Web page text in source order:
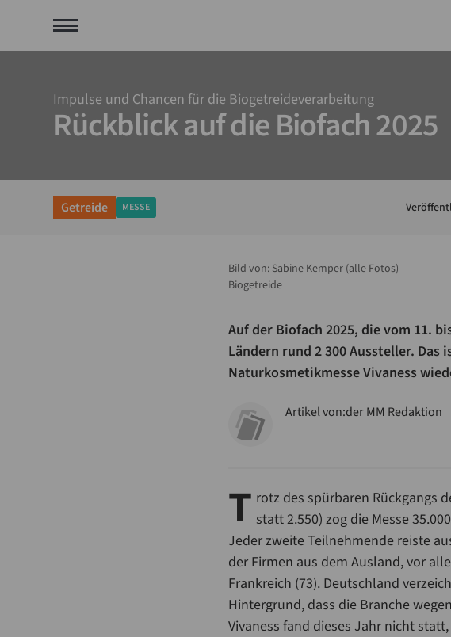
Impulse und Chancen für die Biogetreideverarbeitung
Rückblick auf die Biofach 2025
Getreide MESSE
Bild von: Sabine Kemper (alle Fotos)
Biogetreide
Auf der Biofach 2025, die vom 11.
Ländern rund 2 300 Aussteller. Das
Naturkosmetikmesse Vivaness
Artikel von:der MM Redaktion
T rotz des spürbaren Rückgangs
statt 2.550) zog die Messe
Jeder zweite Teilnehmende reiste
der Firmen aus dem Ausland, vor
Frankreich (73). Deutschland
Hintergrund, dass die Branche
Vivaness fand dieses Jahr nicht